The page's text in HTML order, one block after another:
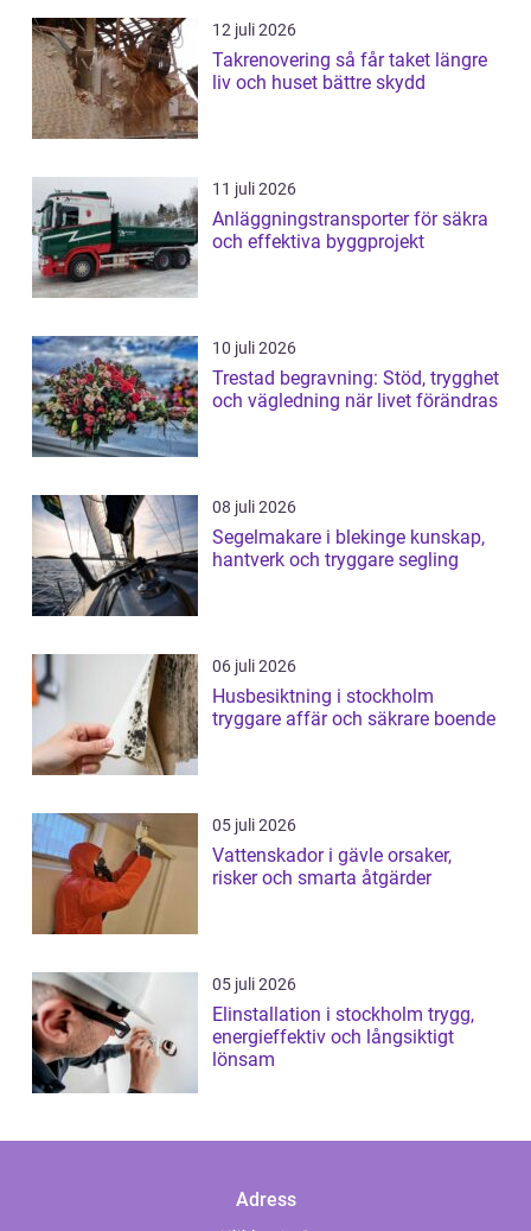
12 juli 2026
Takrenovering så får taket längre
liv och huset bättre skydd
11 juli 2026
Anläggningstransporter för säkra
och effektiva byggprojekt
10 juli 2026
Trestad begravning: Stöd, trygghet
och vägledning när livet förändras
08 juli 2026
Segelmakare i blekinge kunskap,
hantverk och tryggare segling
06 juli 2026
Husbesiktning i stockholm
tryggare affär och säkrare boende
05 juli 2026
Vattenskador i gävle orsaker,
risker och smarta åtgärder
05 juli 2026
Elinstallation i stockholm trygg,
energieffektiv och långsiktigt
lönsam
Adress